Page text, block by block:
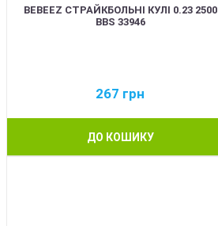
BEBEEZ СТРАЙКБОЛЬНІ КУЛІ 0.23 2500
BBS 33946
267 грн
ДО КОШИКУ